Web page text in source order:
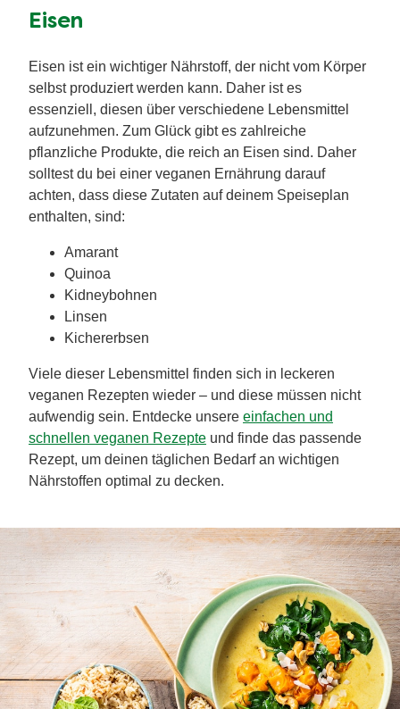
Eisen
Eisen ist ein wichtiger Nährstoff, der nicht vom Körper
selbst produziert werden kann. Daher ist es
essenziell, diesen über verschiedene Lebensmittel
aufzunehmen. Zum Glück gibt es zahlreiche
pflanzliche Produkte, die reich an Eisen sind. Daher
solltest du bei einer veganen Ernährung darauf
achten, dass diese Zutaten auf deinem Speiseplan
enthalten, sind:
Amarant
Quinoa
Kidneybohnen
Linsen
Kichererbsen
Viele dieser Lebensmittel finden sich in leckeren
veganen Rezepten wieder – und diese müssen nicht
aufwendig sein. Entdecke unsere einfachen und
schnellen veganen Rezepte und finde das passende
Rezept, um deinen täglichen Bedarf an wichtigen
Nährstoffen optimal zu decken.